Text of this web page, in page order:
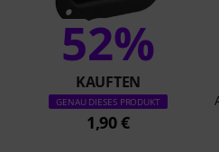
52%
KAUFTEN
GENAU DIESES PRODUKT
1,90 €